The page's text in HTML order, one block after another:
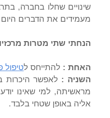
שינויים שחלו בחברה,
מעמידים את הדברים היום
הנחתי שתי מטרות
האחת : להתייחס לטיפול
השניה : לאפשר היכרות
מראשיתה, למי שאינו
אליה באופן שטחי בלבד.